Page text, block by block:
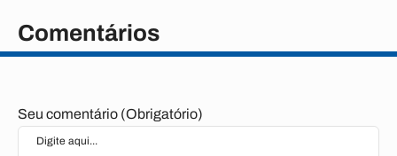
Comentários
Seu comentário (Obrigatório)